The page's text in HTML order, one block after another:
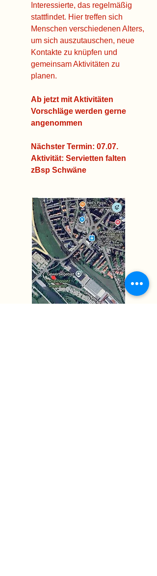
Interessierte, das regelmäßig
stattfindet. Hier treffen sich
Menschen verschiedenen Alters,
um sich auszutauschen, neue
Kontakte zu knüpfen und
gemeinsam Aktivitäten zu
planen.
Ab jetzt mit Aktivitäten
Vorschläge werden gerne
angenommen
Nächster Termin: 07.07.
Aktivität: Servietten falten
zBsp Schwäne